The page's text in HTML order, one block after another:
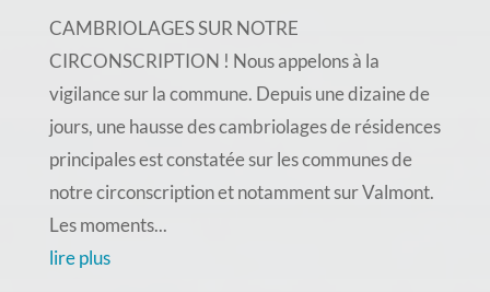
CAMBRIOLAGES SUR NOTRE
CIRCONSCRIPTION ! Nous appelons à la
vigilance sur la commune. Depuis une dizaine de
jours, une hausse des cambriolages de résidences
principales est constatée sur les communes de
notre circonscription et notamment sur Valmont.
Les moments...
lire plus